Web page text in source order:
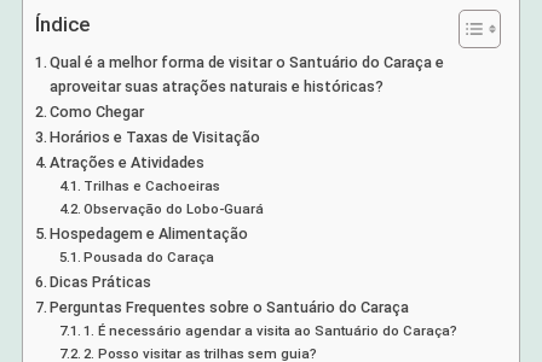
Índice
Qual é a melhor forma de visitar o Santuário do Caraça e
aproveitar suas atrações naturais e históricas?
Como Chegar
Horários e Taxas de Visitação
Atrações e Atividades
Trilhas e Cachoeiras
Observação do Lobo-Guará
Hospedagem e Alimentação
Pousada do Caraça
Dicas Práticas
Perguntas Frequentes sobre o Santuário do Caraça
1. É necessário agendar a visita ao Santuário do Caraça?
2. Posso visitar as trilhas sem guia?